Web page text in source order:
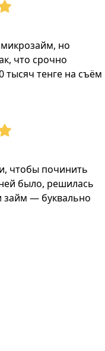
микрозайм, но
что срочно
тысяч тенге на съём
чтобы починить
было, решилась
займ — буквально